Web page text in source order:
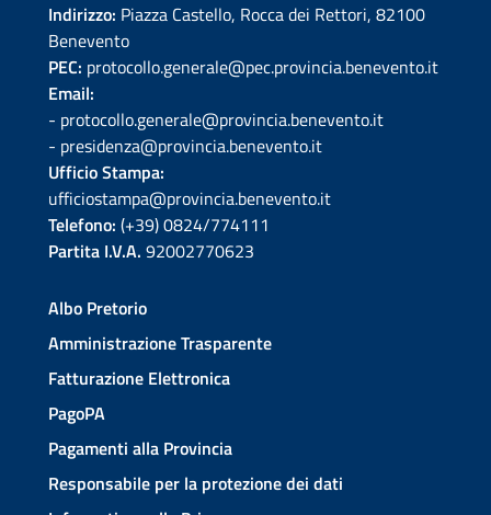
Indirizzo: Piazza Castello, Rocca dei Rettori, 82100
Benevento
PEC: protocollo.generale@pec.provincia.benevento.it
Email:
- protocollo.generale@provincia.benevento.it
- presidenza@provincia.benevento.it
Ufficio Stampa:
ufficiostampa@provincia.benevento.it
Telefono: (+39) 0824/774111
Partita I.V.A. 92002770623
Albo Pretorio
Amministrazione Trasparente
Fatturazione Elettronica
PagoPA
Pagamenti alla Provincia
Responsabile per la protezione dei dati